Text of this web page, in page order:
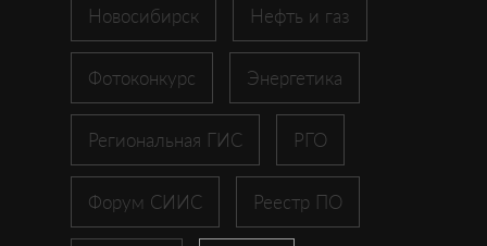
Новосибирск Нефть и газ
Фотоконкурс Энергетика
Региональная ГИС РГО
Форум СИИС Реестр ПО